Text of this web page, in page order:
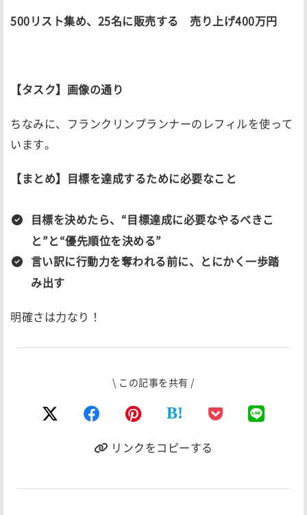
500リスト集め、25名に販売する 売り上げ400万円
【タスク】画像の通り
ちなみに、フランクリンプランナーのレフィルを使って
います。
【まとめ】目標を達成するために必要なこと
目標を決めたら、“目標達成に必要なやるべきこ
と”と“優先順位を決める”
言い訳に行動力を奪われる前に、とにかく一歩踏
み出す
明確さは力なり！
\ この記事を共有 /
B!
リンクをコピーする